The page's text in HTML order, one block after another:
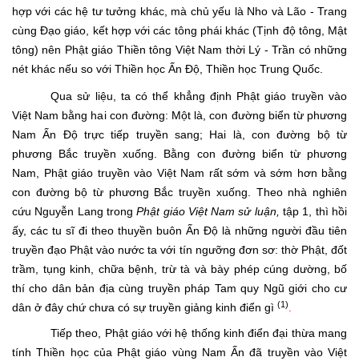
hợp với các hệ tư tưởng khác, mà chủ yếu là Nho và Lão - Trang
cùng Đạo giáo, kết hợp với các tông phái khác (Tịnh độ tông, Mật
tông) nên Phật giáo Thiền tông Việt Nam thời Lý - Trần có những
nét khác nếu so với Thiền học Ấn Độ, Thiền học Trung Quốc.
Qua sử liệu, ta có thể khẳng định Phật giáo truyền vào
Việt Nam bằng hai con đường: Một là, con đường biển từ phương
Nam Ấn Độ trực tiếp truyền sang; Hai là, con đường bộ từ
phương Bắc truyền xuống. Bằng con đường biển từ phương
Nam, Phật giáo truyền vào Việt Nam rất sớm và sớm hơn bằng
con đường bộ từ phương Bắc truyền xuống. Theo nhà nghiên
cứu Nguyễn Lang trongPhật giáo Việt Nam sử luận, tập 1, thì hồi
ấy, các tu sĩ đi theo thuyền buôn Ấn Độ là những người đầu tiên
truyền đạo Phật vào nước ta với tín ngưỡng đơn sơ: thờ Phật, đốt
trầm, tụng kinh, chữa bệnh, trừ tà và bày phép cúng dường, bố
thí cho dân bản địa cùng truyền pháp Tam quy Ngũ giới cho cư
dân ở đây chứ chưa có sự truyền giảng kinh điển gì (1)
Tiếp theo, Phật giáo với hệ thống kinh điển đại thừa mang
tính Thiền học của Phật giáo vùng Nam Ấn đã truyền vào Việt